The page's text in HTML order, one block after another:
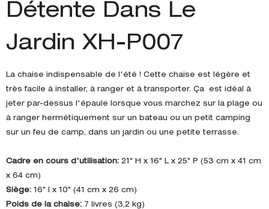
Détente Dans Le
Jardin XH-P007
La chaise indispensable de l'été ! Cette chaise est légère et
très facile à installer, à ranger et à transporter. Ça est idéal à
jeter par-dessus l'épaule lorsque vous marchez sur la plage ou
à ranger hermétiquement sur un bateau ou un petit camping
sur un feu de camp, dans un jardin ou une petite terrasse.
Cadre en cours d'utilisation: 21" H x 16" L x 25" P (53 cm x 41 cm
x 64 cm)
Siège: 16" l x 10" (41 cm x 26 cm)
Poids de la chaise: 7 livres (3,2 kg)